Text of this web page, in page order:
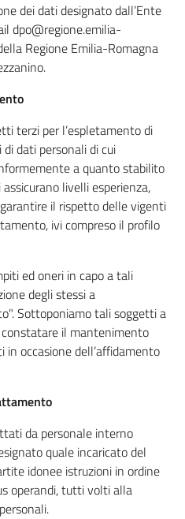
dei dati designato dall’Ente
dpo@regione.emilia-
Regione Emilia-Romagna
terzi per l’espletamento di
dati personali di cui
a quanto stabilito
livelli esperienza,
il rispetto delle vigenti
ivi compreso il profilo
ed oneri in capo a tali
degli stessi a
Sottoponiamo tali soggetti a
il mantenimento
occasione dell’affidamento
da personale interno
quale incaricato del
idonee istruzioni in ordine
operandi, tutti volti alla